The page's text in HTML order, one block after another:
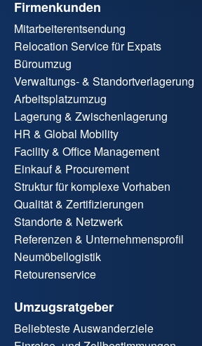
Firmenkunden
Mitarbeiterentsendung
Relocation Service für Expats
Büroumzug
Verwaltungs- & Standortverlagerung
Arbeitsplatzumzug
Lagerung & Zwischenlagerung
HR & Global Mobility
Facility & Office Management
Einkauf & Procurement
Struktur für komplexe Vorhaben
Qualität & Zertifizierungen
Standorte & Netzwerk
Referenzen & Unternehmensprofil
Neumöbellogistik
Retourenservice
Umzugsratgeber
Beliebteste Auswanderziele